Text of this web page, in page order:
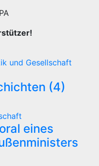
und Gesellschaft
(4)
eines